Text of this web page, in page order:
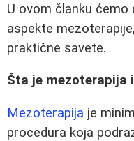
U ovom članku
aspekte
praktične savete.
Šta je mezoterapija
Mezoterapija je
procedura koja